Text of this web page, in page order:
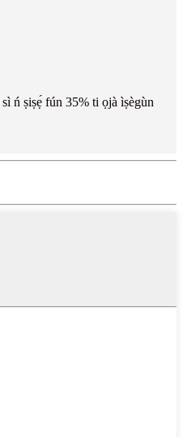
ń ṣiṣẹ́ fún 35% ti ọjà ìṣègùn